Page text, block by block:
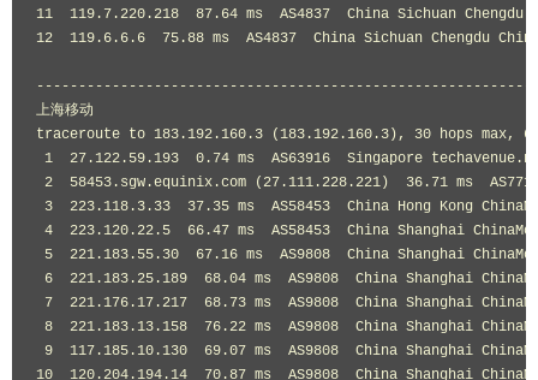
11
119.7 . 220.218 87.64 ms  AS4837 China Sichuan Chengdu
12
119.6 . 6.6 75.88 ms  AS4837 China Sichuan Chengdu
上海移动
traceroute to 183.192 . 160.3 ( 183.192 . 160.3 ), 30 hops max,
1
27.122 . 59.193 0.74 ms  AS63916 Singapore techavenue .
2
58453.sgw .equinix .com ( 27.111 . 228.221 ) 36.71 ms
3
223.118 . 3.33 37.35 ms  AS58453 China Hong Kong
4
223.120 . 22.5 66.47 ms  AS58453 China Shanghai
5
221.183 . 55.30 67.16 ms  AS9808 China Shanghai
6
221.183 . 25.189 68.04 ms  AS9808 China Shanghai
7
221.176 . 17.217 68.73 ms  AS9808 China Shanghai
8
221.183 . 13.158 76.22 ms  AS9808 China Shanghai
9
117.185 . 10.130 69.07 ms  AS9808 China Shanghai
10
120.204 . 194.14 70.87 ms  AS9808 China Shanghai